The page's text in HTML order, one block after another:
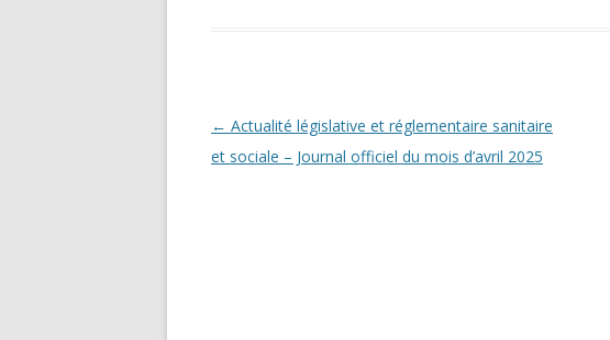
Navigation
des
← Actualité législative et réglementaire sanitaire
et sociale – Journal officiel du mois d’avril 2025